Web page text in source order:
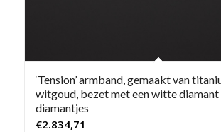
‘Tension’ armband, gemaakt van
witgoud, bezet met een witte diamant
diamantjes
€2.834,71